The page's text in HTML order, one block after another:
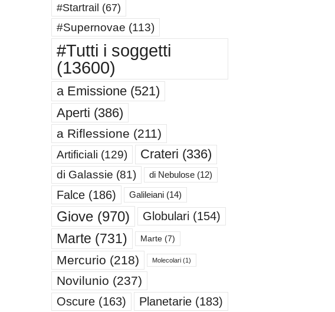
#Startrail (67)
#Supernovae (113)
#Tutti i soggetti
(13600)
a Emissione(521)
Aperti (386)
a Riflessione (211)
Artificiali (129) Crateri (336)
di Galassie (81) di Nebulose(12)
Falce(186) Galileiani(14)
Giove(970) Globulari (154)
Marte (731) Marte(7)
Mercurio (218) Molecolari(1)
Novilunio (237)
Oscure(163) Planetarie(183)